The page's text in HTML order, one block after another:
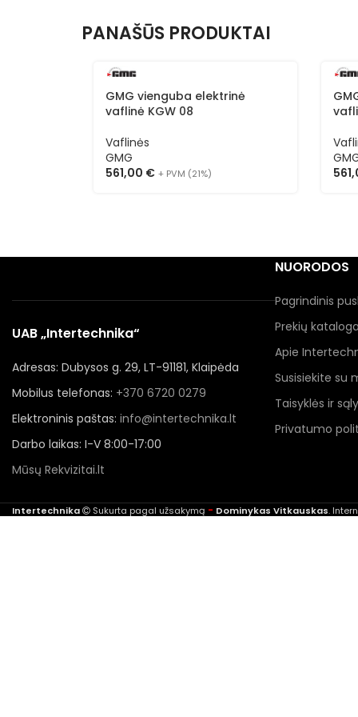
PANAŠŪS PRODUKTAI
GMG vienguba elektrinė
vaflinė KGW 08
Vaflinės
GMG
561,00 € + PVM (21%)
UAB „Intertechnika“
Adresas: Dubysos g. 29, LT-91181, Klaipėda
Mobilus telefonas: +370 6720 0279
Elektroninis paštas: info@intertechnika.lt
Darbo laikas: I-V 8:00-17:00
Mūsų Rekvizitai.lt
NUORODOS
Pagrindinis
Prekių
Apie
Susisiekite su
Taisyklės ir
Privatumo
Intertechnika Sukurta pagal užsakymą - Dominykas Vitkauskas.